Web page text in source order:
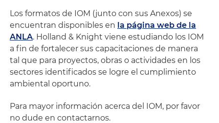
Los formatos de IOM (junto con sus Anexos) se
encuentran disponibles en la página web de la
ANLA. Holland & Knight viene estudiando los IOM
a fin de fortalecer sus capacitaciones de manera
tal que para proyectos, obras o actividades en los
sectores identificados se logre el cumplimiento
ambiental oportuno.
Para mayor información acerca del IOM, por favor
no dude en contactarnos.